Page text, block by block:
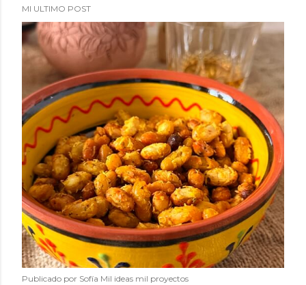
MI ULTIMO POST
Publicado por Sofía Mil ideas mil proyectos